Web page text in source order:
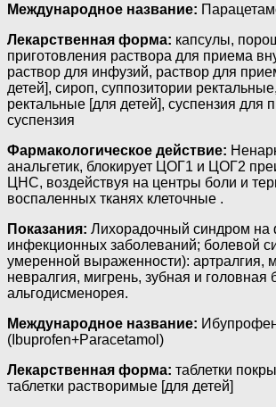
Международное название:
Лекарственная форма: капсулы,
приготовления раствора для приема
раствор для инфузий, раствор для
детей], сироп, суппозитории
ректальные [для детей], суспензия для
суспензия
Фармакологическое действие:
анальгетик, блокирует ЦОГ1 и ЦОГ2
ЦНС, воздействуя на центры боли и
воспаленных тканях клеточные .
Показания: Лихорадочный синдром на
инфекционных заболеваний; болевой
умеренной выраженности): артралгия,
невралгия, мигрень, зубная и головная
альгодисменорея.
Международное название:
(Ibuprofen+Paracetamol)
Лекарственная форма: таблетки
таблетки растворимые [для детей]